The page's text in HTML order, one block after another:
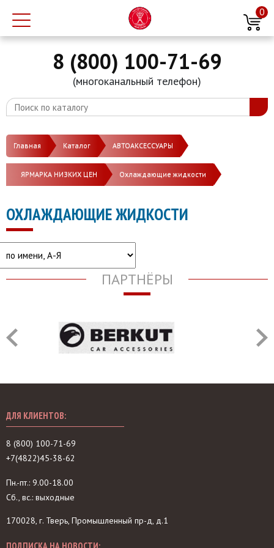
0
8 (800) 100-71-69
(многоканальный телефон)
Главная Каталог АВТОАКСЕССУАРЫ
ЯРМАРКА НИЗКИХ ЦЕН Охлаждающие жидкости
ОХЛАЖДАЮЩИЕ ЖИДКОСТИ
ПАРТНЁРЫ
ДЛЯ КЛИЕНТОВ:
8 (800) 100-71-69
+7(4822)45-38-62
Пн.-пт.: 9.00-18.00
Сб., вс.: выходные
170028, г. Тверь, Промышленный пр-д, д.1
ПОДПИСКА НА НОВОСТИ: